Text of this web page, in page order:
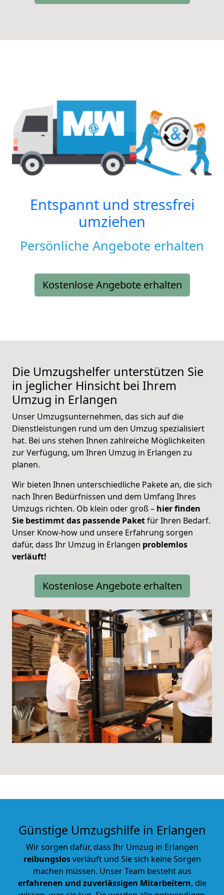
Entspannt und stressfrei
umziehen
Persönliche Angebote erhalten
Kostenlose Angebote erhalten
Die Umzugshelfer unterstützen Sie
in jeglicher Hinsicht bei Ihrem
Umzug in Erlangen
Unser Umzugsunternehmen, das sich auf die
Dienstleistungen rund um den Umzug spezialisiert
hat. Bei uns stehen Ihnen zahlreiche Möglichkeiten
zur Verfügung, um Ihren Umzug in Erlangen zu
planen.
Wir bieten Ihnen unterschiedliche Pakete an, die sich
nach Ihren Bedürfnissen und dem Umfang Ihres
Umzugs richten. Ob klein oder groß – hier finden
Sie bestimmt das passende Paketfür Ihren Bedarf.
Unser Know-how und unsere Erfahrung sorgen
dafür, dass Ihr Umzug in Erlangen problemlos
verläuft!
Kostenlose Angebote erhalten
Günstige Umzugshilfe in Erlangen
Wir sorgen dafür, dass Ihr Umzug in Erlangen
reibungslosverläuft und Sie sich keine Sorgen
machen müssen. Unser Team besteht aus
erfahrenen und zuverlässigen Mitarbeitern, die